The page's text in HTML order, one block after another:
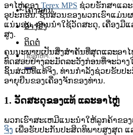
ໂຄງການ
ອ້າງອີງ
ຕິດຕໍ່
ຊອກ
ຫາ:
ອາໄຫຼ່ຂອງ Terex MPS ຊ່ວຍຮັກສາແລ
ອຸປະກອນ. ຊິ້ນສ່ວນຂອງພວກເຮົາແມ່ນ
ແນ່ນອນ, ການນໍາໃຊ້ວັດສະດຸ, ເຄື່ອງມື
ສູງ.
ຄຸນນະພາບເປັນສິ່ງສໍາຄັນທີ່ສຸດແລະອາ
ທົດສອບຢ່າງລະມັດລະວັງກ່ອນທີ່ຈະວາ
ຊິ້ນສ່ວນທີ່ແທ້ຈິງ, ທ່ານກໍາລັງຊ່ວຍຮັບປ
ອາຍຸຍືນຂອງເຄື່ອງຈັກຂອງທ່ານ.
1. ວັດສະດຸຂອງແທ້ ແລະອາໄຫຼ່
ພວກເຮົາສະເຫມີແນະນໍາໃຫ້ລູກຄ້າຂອງ
ຈິງ ເພື່ອຮັບປະກັນປະສິດທິພາບສູງສຸດ ແ